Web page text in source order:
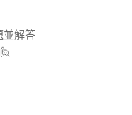
並解答